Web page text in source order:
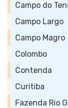
Campo do
Campo Largo
Campo Magro
Colombo
Contenda
Curitiba
Fazenda Rio